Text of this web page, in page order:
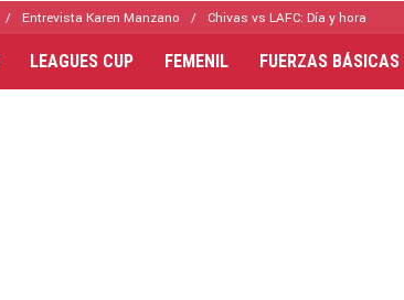
Entrevista Karen Manzano Chivas vs LAFC: Día y hora
LEAGUES CUP FEMENIL FUERZAS BÁSICAS